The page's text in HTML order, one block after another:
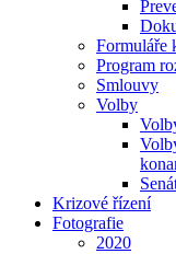
Formuláře
Program
Smlouvy
Volby
Krizové řízení
Fotografie
2020